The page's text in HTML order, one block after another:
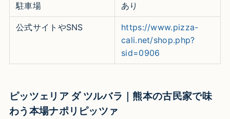
駐車場 あり
公式サイトやSNS
https://www.pizza-
cali.net/shop.php?
sid=0906
ピッツェリア ダ ツルバラ｜熊本の古民家で味
わう本場ナポリピッツァ